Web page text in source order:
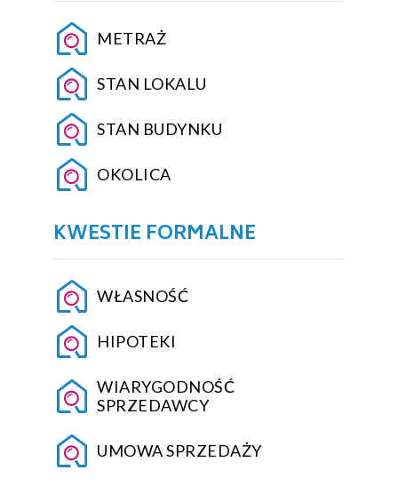
METRAŻ
STAN LOKALU
STAN BUDYNKU
OKOLICA
KWESTIE FORMALNE
WŁASNOŚĆ
HIPOTEKI
WIARYGODNOŚĆ
SPRZEDAWCY
UMOWA SPRZEDAŻY